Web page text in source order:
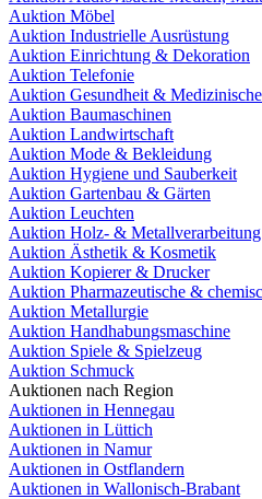
Auktion Möbel
Auktion Industrielle Ausrüstung
Auktion Einrichtung & Dekoration
Auktion Telefonie
Auktion Gesundheit &
Auktion Baumaschinen
Auktion Landwirtschaft
Auktion Mode & Bekleidung
Auktion Hygiene und Sauberkeit
Auktion Gartenbau & Gärten
Auktion Leuchten
Auktion Holz- & Metallverarbeitung
Auktion Ästhetik & Kosmetik
Auktion Kopierer & Drucker
Auktion Pharmazeutische &
Auktion Metallurgie
Auktion Handhabungsmaschine
Auktion Spiele & Spielzeug
Auktion Schmuck
Auktionen nach Region
Auktionen in Hennegau
Auktionen in Lüttich
Auktionen in Namur
Auktionen in Ostflandern
Auktionen in Wallonisch-Brabant